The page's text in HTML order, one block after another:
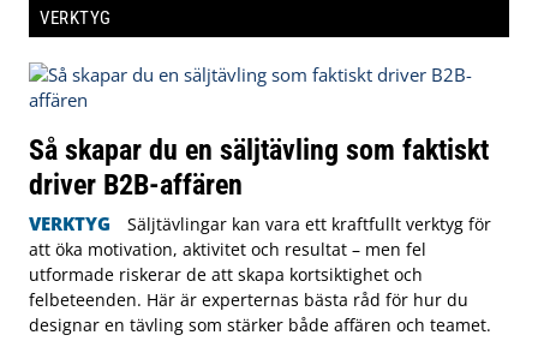
VERKTYG
Så skapar du en säljtävling som faktiskt
driver B2B-affären
VERKTYG
Säljtävlingar kan vara ett kraftfullt verktyg för
att öka motivation, aktivitet och resultat – men fel
utformade riskerar de att skapa kortsiktighet och
felbeteenden. Här är experternas bästa råd för hur du
designar en tävling som stärker både affären och teamet.